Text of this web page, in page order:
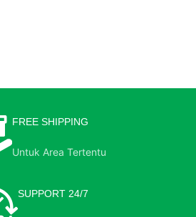
FREE SHIPPING
Untuk Area Tertentu
SUPPORT 24/7